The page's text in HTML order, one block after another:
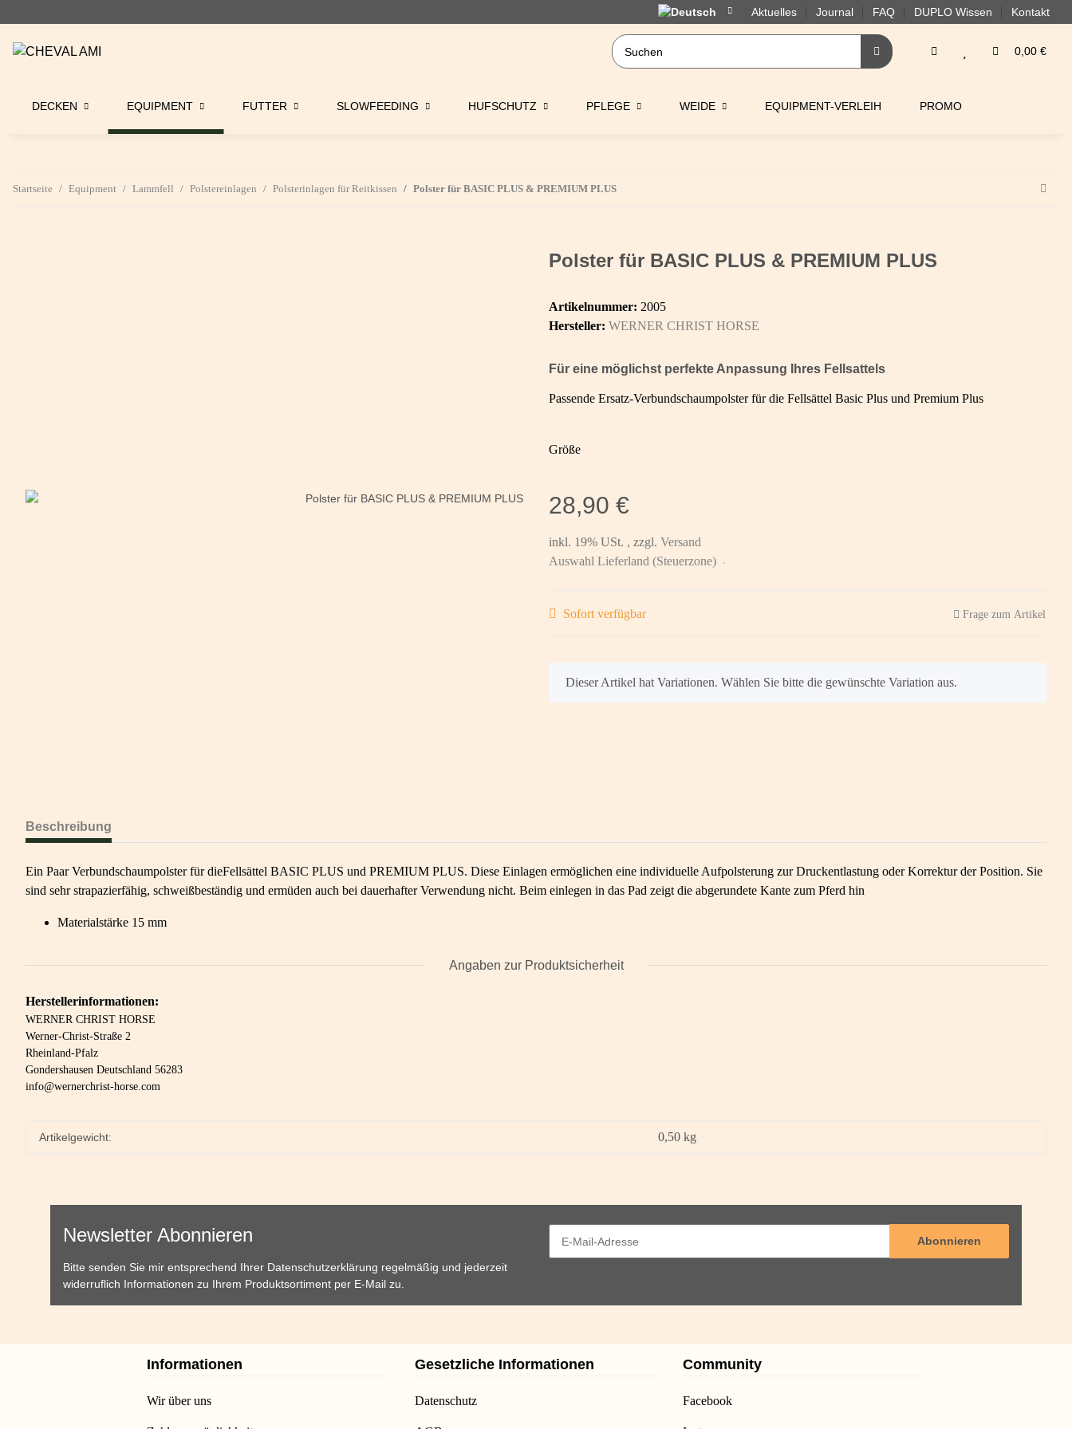
Aktuelles Journal FAQ DUPLO Wissen Kontakt
0,00 €
DECKEN EQUIPMENT FUTTER SLOWFEEDING HUFSCHUTZ PFLEGE WEIDE EQUIPMENT-VERLEIH PROMO
Startseite Equipment Lammfell Polstereinlagen Polsterinlagen für Reitkissen Polster für BASIC PLUS & PREMIUM PLUS
Polster für BASIC PLUS & PREMIUM PLUS
Artikelnummer: 2005
Hersteller: WERNER CHRIST HORSE
Für eine möglichst perfekte Anpassung Ihres Fellsattels
Passende Ersatz-Verbundschaumpolster für die Fellsättel Basic Plus und Premium Plus
Größe
28,90 €
inkl. 19% USt. , zzgl. Versand
Auswahl Lieferland (Steuerzone)
Sofort verfügbar Frage zum Artikel
x
Dieser Artikel hat Variationen. Wählen Sie bitte die gewünschte Variation aus.
Beschreibung
Ein Paar Verbundschaumpolster für dieFellsättel BASIC PLUS und PREMIUM PLUS. Diese Einlagen ermöglichen eine individuelle Aufpolsterung zur Druckentlastung oder Korrektur der Position. Sie
sind sehr strapazierfähig, schweißbeständig und ermüden auch bei dauerhafter Verwendung nicht. Beim einlegen in das Pad zeigt die abgerundete Kante zum Pferd hin
Materialstärke 15 mm
Angaben zur Produktsicherheit
Herstellerinformationen:
WERNER CHRIST HORSE
Werner-Christ-Straße 2
Rheinland-Pfalz
Gondershausen Deutschland 56283
info@wernerchrist-horse.com
Artikelgewicht: 0,50 kg
Newsletter Abonnieren
Bitte senden Sie mir entsprechend Ihrer Datenschutzerklärung regelmäßig und jederzeit
widerruflich Informationen zu Ihrem Produktsortiment per E-Mail zu.
Abonnieren
Informationen
Wir über uns
Gesetzliche Informationen
Datenschutz
Community
Facebook